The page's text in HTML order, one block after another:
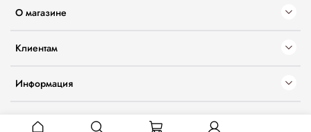
О магазине
Клиентам
Информация